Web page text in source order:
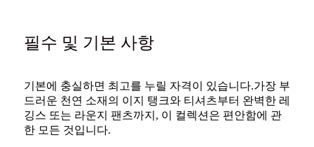
필수 및 기본 사항
기본에 충실하면 최고를 누릴 자격이 있습니다.가장 부
드러운 천연 소재의 이지 탱크와 티셔츠부터 완벽한 레
깅스 또는 라운지 팬츠까지, 이 컬렉션은 편안함에 관
한 모든 것입니다.